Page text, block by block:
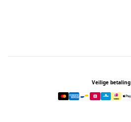
Veilige betaling